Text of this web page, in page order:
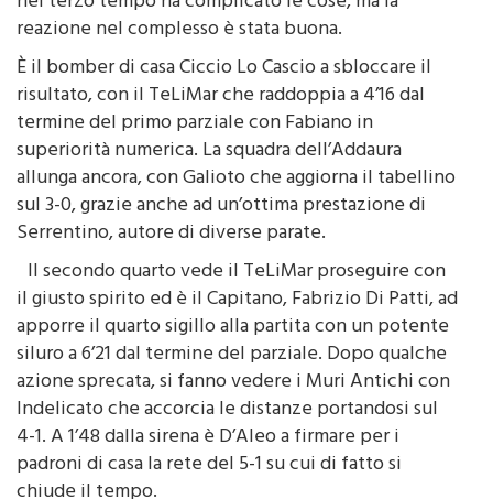
nel terzo tempo ha complicato le cose, ma la
reazione nel complesso è stata buona.
È il bomber di casa Ciccio Lo Cascio a sbloccare il
risultato, con il TeLiMar che raddoppia a 4’16 dal
termine del primo parziale con Fabiano in
superiorità numerica. La squadra dell’Addaura
allunga ancora, con Galioto che aggiorna il tabellino
sul 3-0, grazie anche ad un’ottima prestazione di
Serrentino, autore di diverse parate.
Il secondo quarto vede il TeLiMar proseguire con
il giusto spirito ed è il Capitano, Fabrizio Di Patti, ad
apporre il quarto sigillo alla partita con un potente
siluro a 6’21 dal termine del parziale. Dopo qualche
azione sprecata, si fanno vedere i Muri Antichi con
Indelicato che accorcia le distanze portandosi sul
4-1. A 1’48 dalla sirena è D’Aleo a firmare per i